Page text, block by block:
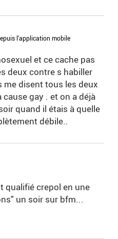
l'application mobile
et ce cache pas
deux contre s habiller
disent tous les deux
gay . et on a déjà
quand il étais à quelle
débile..
qualifié crepol en une
un soir sur bfm...